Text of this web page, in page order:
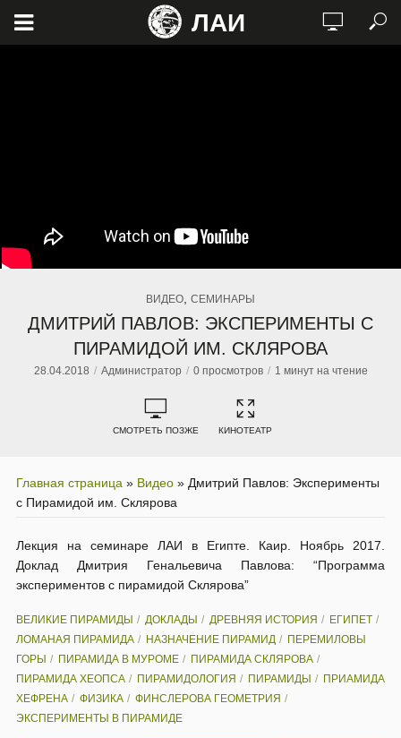
ЛАИ
ВИДЕО СЕМИНАРЫ
ДМИТРИЙ ПАВЛОВ: ЭКСПЕРИМЕНТЫ С
ПИРАМИДОЙ ИМ. СКЛЯРОВА
28.04.2018 Администратор 0 просмотров 1 минут на чтение
СМОТРЕТЬ ПОЗЖЕ КИНОТЕАТР
Главная страница » Видео » Дмитрий Павлов: Эксперименты
с Пирамидой им. Склярова
Лекция на семинаре ЛАИ в Египте. Каир. Ноябрь 2017.
Доклад Дмитрия Генальевича Павлова: “Программа
экспериментов с пирамидой Склярова”
ВЕЛИКИЕ ПИРАМИДЫ ДОКЛАДЫ ДРЕВНЯЯ ИСТОРИЯ
ЕГИПЕТ
ЛОМАНАЯ ПИРАМИДА
НАЗНАЧЕНИЕ ПИРАМИД
ПЕРЕМИЛОВЫ
ГОРЫ
ПИРАМИДА В МУРОМЕ
ПИРАМИДА СКЛЯРОВА
ПИРАМИДА ХЕОПСА
ПИРАМИДОЛОГИЯ ПИРАМИДЫ
ПРИАМИДА
ХЕФРЕНА
ФИЗИКА
ФИНСЛЕРОВА ГЕОМЕТРИЯ
ЭКСПЕРИМЕНТЫ В ПИРАМИДЕ